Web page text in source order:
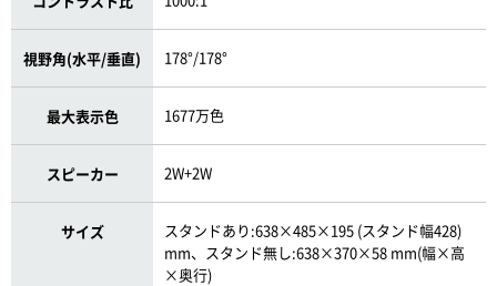
視野角(水平/垂直) 178°/178°
最大表示色 1677万色
スピーカー 2W+2W
サイズ
スタンドあり:638×485×195 (スタンド幅428)
mm、スタンド無し:638×370×58 mm(幅×高
×奥行)